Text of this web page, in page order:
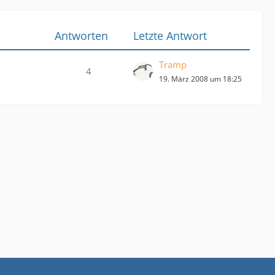
Antworten Letzte Antwort
4
Tramp
19. März 2008 um 18:25